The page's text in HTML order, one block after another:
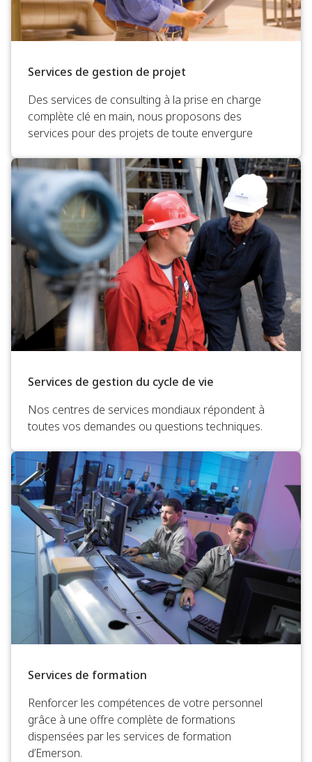
Services de gestion de projet
Des services de consulting à la prise en charge
complète clé en main, nous proposons des
services pour des projets de toute envergure
Services de gestion du cycle de vie
Nos centres de services mondiaux répondent à
toutes vos demandes ou questions techniques.
Services de formation
Renforcer les compétences de votre personnel
grâce à une offre complète de formations
dispensées par les services de formation
d’Emerson.